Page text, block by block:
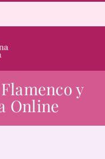
y
Online